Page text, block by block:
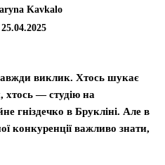
Kavkalo
25.04.2025
виклик. Хтось шукає
хтось — студію на
гніздечко в Брукліні. Але в
конкуренції важливо знати,